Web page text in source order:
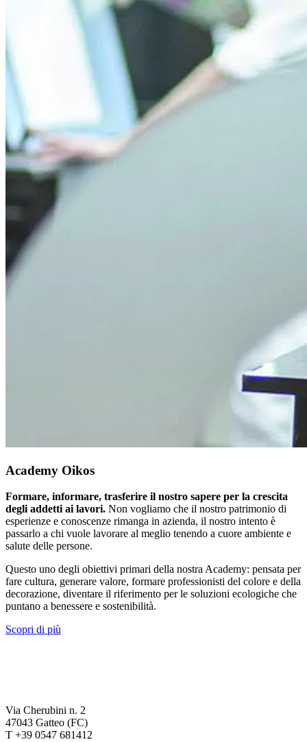
Academy Oikos
Formare, informare, trasferire il nostro sapere per la crescita
degli addetti ai lavori. Non vogliamo che il nostro patrimonio di
esperienze e conoscenze rimanga in azienda, il nostro intento è
passarlo a chi vuole lavorare al meglio tenendo a cuore ambiente e
salute delle persone.
Questo uno degli obiettivi primari della nostra Academy: pensata per
fare cultura, generare valore, formare professionisti del colore e della
decorazione, diventare il riferimento per le soluzioni ecologiche che
puntano a benessere e sostenibilità.
Scopri di più
Via Cherubini n. 2
47043 Gatteo (FC)
T +39 0547 681412